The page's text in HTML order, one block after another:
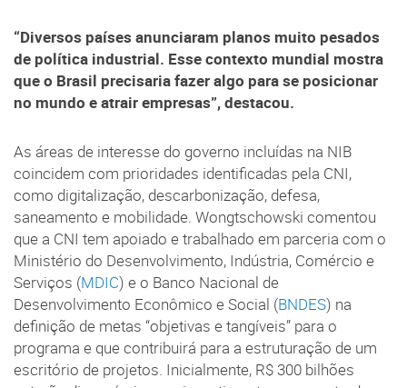
“Diversos países anunciaram planos muito pesados
de política industrial. Esse contexto mundial mostra
que o Brasil precisaria fazer algo para se posicionar
no mundo e atrair empresas”, destacou.
As áreas de interesse do governo incluídas na NIB
coincidem com prioridades identificadas pela CNI,
como digitalização, descarbonização, defesa,
saneamento e mobilidade. Wongtschowski comentou
que a CNI tem apoiado e trabalhado em parceria com o
Ministério do Desenvolvimento, Indústria, Comércio e
Serviços (MDIC) e o Banco Nacional de
Desenvolvimento Econômico e Social (BNDES) na
definição de metas “objetivas e tangíveis” para o
programa e que contribuirá para a estruturação de um
escritório de projetos. Inicialmente, R$ 300 bilhões